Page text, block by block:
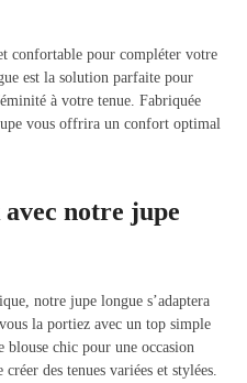
confortable pour compléter votre
est la solution parfaite pour
à votre tenue. Fabriquée
vous offrira un confort optimal
notre jupe
notre jupe longue s’adaptera
la portiez avec un top simple
blouse chic pour une occasion
des tenues variées et stylées.